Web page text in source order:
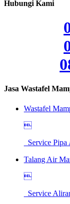
Hubungi Kami
Jasa Wastafel
Wastafel

Service Pipa
Talang Air

Service